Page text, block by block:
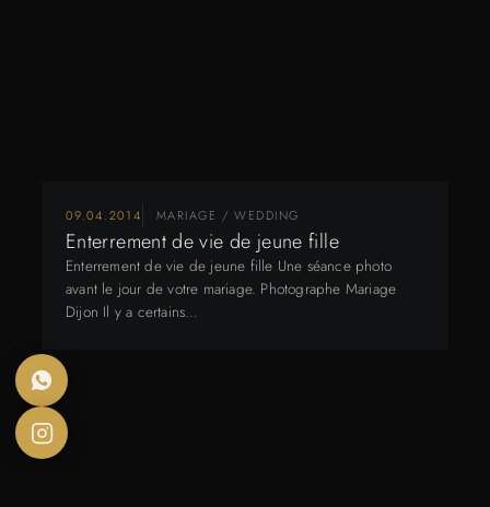
09.04.2014 MARIAGE / WEDDING
Enterrement de vie de jeune fille
Enterrement de vie de jeune fille Une séance photo
avant le jour de votre mariage. Photographe Mariage
Dijon Il y a certains…